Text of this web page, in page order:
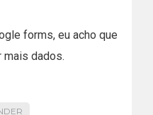
forms, eu acho que
mais dados.